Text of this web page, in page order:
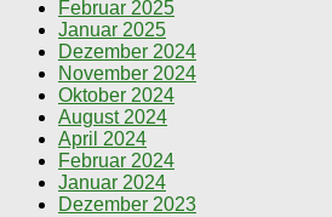
Februar 2025
Januar 2025
Dezember 2024
November 2024
Oktober 2024
August 2024
April 2024
Februar 2024
Januar 2024
Dezember 2023